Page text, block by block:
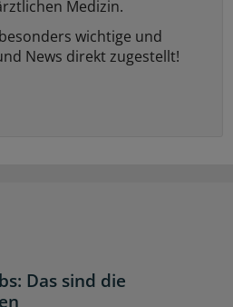
Medizin.
wichtige und
News direkt zugestellt!
Das sind die